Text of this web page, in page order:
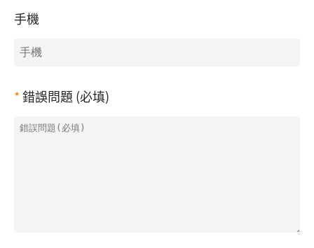
手機
錯誤問題 (必填)